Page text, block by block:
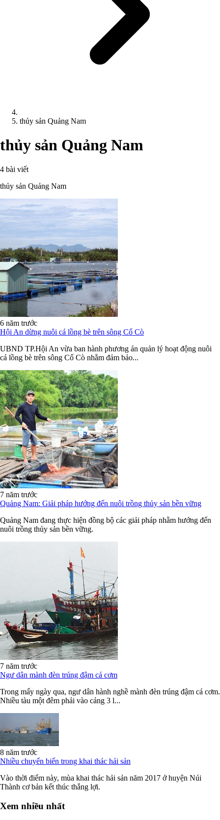
thủy sản Quảng Nam
thủy sản Quảng Nam
4 bài viết
thủy sản Quảng Nam
6 năm trước
Hội An dừng nuôi cá lồng bè trên sông Cổ Cò
UBND TP.Hội An vừa ban hành phương án quản lý hoạt động nuôi
cá lồng bè trên sông Cổ Cò nhằm đảm bảo...
7 năm trước
Quảng Nam: Giải pháp hướng đến nuôi trồng thủy sản bền vững
Quảng Nam đang thực hiện đồng bộ các giải pháp nhằm hướng đến
nuôi trồng thủy sản bền vững.
7 năm trước
Ngư dân mành đèn trúng đậm cá cơm
Trong mấy ngày qua, ngư dân hành nghề mành đèn trúng đậm cá cơm.
Nhiều tàu một đêm phải vào cảng 3 l...
8 năm trước
Nhiều chuyển biến trong khai thác hải sản
Vào thời điểm này, mùa khai thác hải sản năm 2017 ở huyện Núi
Thành cơ bản kết thúc thắng lợi.
Xem nhiều nhất